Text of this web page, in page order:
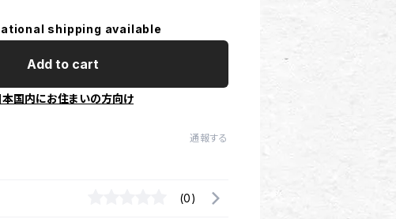
shipping available
Add to cart
本国内にお住まいの方向け
通報する
(0)